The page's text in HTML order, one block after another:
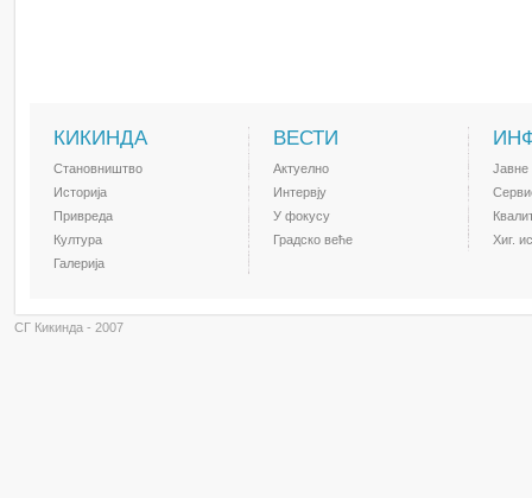
КИКИНДА
Становништво
Историја
Привреда
Култура
Галерија
ВЕСТИ
Актуелно
Интервју
У фокусу
Градско веће
Јавне
Хиг.
СГ Кикинда - 2007